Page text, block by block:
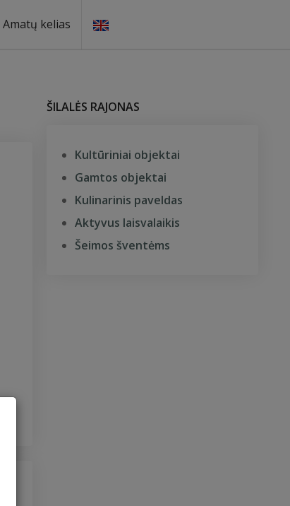
Amatų kelias
ŠILALĖS RAJONAS
Kultūriniai objektai
Gamtos objektai
Kulinarinis paveldas
Aktyvus laisvalaikis
Šeimos šventėms